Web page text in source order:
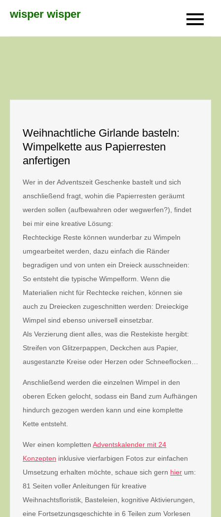
wisper wisper
Weihnachtliche Girlande basteln:
Wimpelkette aus Papierresten
anfertigen
Wer in der Adventszeit Geschenke bastelt und sich
anschließend fragt, wohin die Papierresten geräumt
werden sollen (aufbewahren oder wegwerfen?), findet
bei mir eine kreative Lösung:
Rechteckige Reste können wunderbar zu Wimpeln
umgearbeitet werden, dazu einfach die Ränder
begradigen und von unten ein Dreieck ausschneiden:
So entsteht die typische Wimpelform. Wenn die
Materialien nicht für Rechtecke reichen, können sie
auch zu Dreiecken zugeschnitten werden: Dreieckige
Wimpel sind ebenso universell einsetzbar.
Als Verzierung dient alles, was die Restekiste hergibt:
Streifen von Glitzerpappen, Deckchen aus Papier,
ausgestanzte Kreise oder Herzen oder Schneeflocken…
Anschließend werden die einzelnen Wimpel in den
oberen Ecken gelocht, sodass ein Band zum Aufhängen
hindurch gezogen werden kann und eine komplette
Kette entsteht.
Wer einen kompletten Adventskalender mit 24
Konzepten inklusive vierfarbigen Fotos zur einfachen
Umsetzung erhalten möchte, schaue sich gern hier um:
81 Seiten voller Anleitungen für kreative
Weihnachtsfloristik, Basteleien, kognitive Aktivierungen,
eine Fortsetzungsgeschichte in 6 Teilen zum Vorlesen